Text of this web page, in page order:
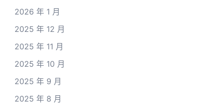
2026 年 1 月
2025 年 12 月
2025 年 11 月
2025 年 10 月
2025 年 9 月
2025 年 8 月